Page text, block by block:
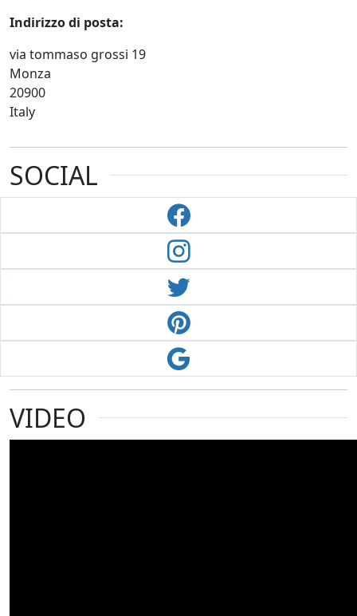
Indirizzo di posta:
via tommaso grossi 19
Monza
20900
Italy
SOCIAL
VIDEO